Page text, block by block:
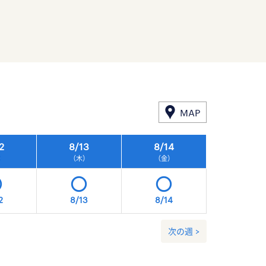
MAP
8/13
（木）
8/14
（金）
8/13 8/14
次の週 >